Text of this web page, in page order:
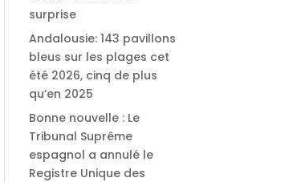
surprise
Andalousie: 143 pavillons
bleus sur les plages cet
été 2026, cinq de plus
qu’en 2025
Bonne nouvelle : Le
Tribunal Suprême
espagnol a annulé le
Registre Unique des